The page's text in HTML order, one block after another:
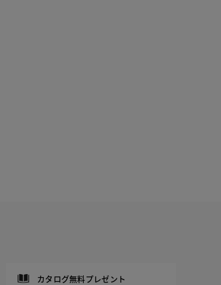
カタログ無料プレゼント